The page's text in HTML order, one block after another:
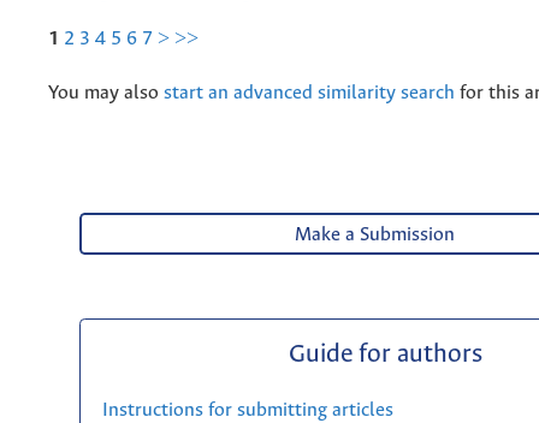
1 2 3 4 5 6 7 > >>
You may also start an advanced similarity search for this
Make a Submission
Guide for authors
Instructions for submitting articles